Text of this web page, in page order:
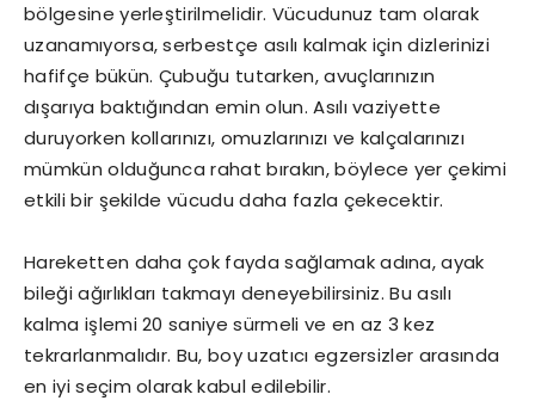
bölgesine yerleştirilmelidir. Vücudunuz tam olarak
uzanamıyorsa, serbestçe asılı kalmak için dizlerinizi
hafifçe bükün. Çubuğu tutarken, avuçlarınızın
dışarıya baktığından emin olun. Asılı vaziyette
duruyorken kollarınızı, omuzlarınızı ve kalçalarınızı
mümkün olduğunca rahat bırakın, böylece yer çekimi
etkili bir şekilde vücudu daha fazla çekecektir.
Hareketten daha çok fayda sağlamak adına, ayak
bileği ağırlıkları takmayı deneyebilirsiniz. Bu asılı
kalma işlemi 20 saniye sürmeli ve en az 3 kez
tekrarlanmalıdır. Bu, boy uzatıcı egzersizler arasında
en iyi seçim olarak kabul edilebilir.